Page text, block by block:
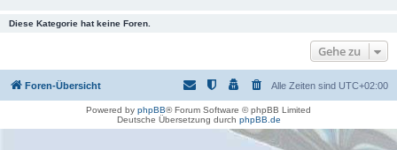
Diese Kategorie hat keine Foren.
Gehe zu
Foren-Übersicht Alle Zeiten sind UTC+02:00
Powered by phpBB® Forum Software © phpBB Limited
Deutsche Übersetzung durch phpBB.de